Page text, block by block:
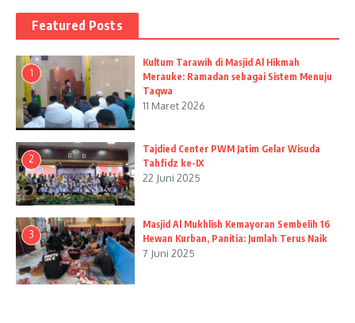
Featured Posts
1
Kultum Tarawih di Masjid Al Hikmah
Merauke: Ramadan sebagai Sistem Menuju
Taqwa
11 Maret 2026
2
Tajdied Center PWM Jatim Gelar Wisuda
Tahfidz ke-IX
22 Juni 2025
3
Masjid Al Mukhlish Kemayoran Sembelih 16
Hewan Kurban, Panitia: Jumlah Terus Naik
7 Juni 2025